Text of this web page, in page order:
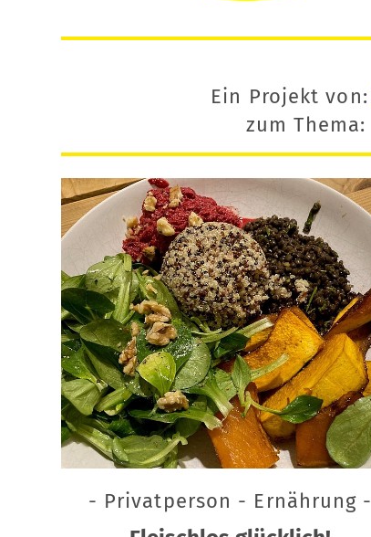
Ein Projekt von:
zum Thema:
- Privatperson - Ernährung -